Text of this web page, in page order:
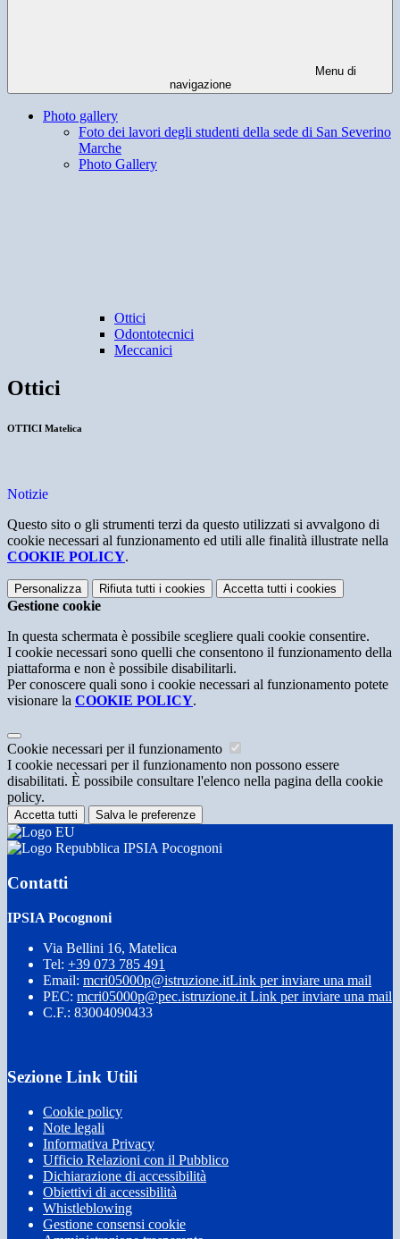
Menu di
navigazione
Photo gallery
Foto dei lavori degli studenti della sede di San Severino
Marche
Photo Gallery
Ottici
Odontotecnici
Meccanici
Ottici
OTTICI Matelica
Notizie
Questo sito o gli strumenti terzi da questo utilizzati si avvalgono di
cookie necessari al funzionamento ed utili alle finalità illustrate nella
COOKIE POLICY.
Personalizza Rifiuta tutti i cookies Accetta tutti i cookies
Gestione cookie
In questa schermata è possibile scegliere quali cookie consentire.
I cookie necessari sono quelli che consentono il funzionamento della
piattaforma e non è possibile disabilitarli.
Per conoscere quali sono i cookie necessari al funzionamento potete
visionare la COOKIE POLICY.
Cookie necessari per il funzionamento
I cookie necessari per il funzionamento non possono essere
disabilitati. È possibile consultare l'elenco nella pagina della cookie
policy.
Accetta tutti Salva le preferenze
IPSIA Pocognoni
Contatti
IPSIA Pocognoni
Via Bellini 16, Matelica
Tel: +39 073 785 491
Email: mcri05000p@istruzione.itLink per inviare una mail
PEC: mcri05000p@pec.istruzione.it Link per inviare una mail
C.F.: 83004090433
Sezione Link Utili
Cookie policy
Note legali
Informativa Privacy
Ufficio Relazioni con il Pubblico
Dichiarazione di accessibilità
Obiettivi di accessibilità
Whistleblowing
Gestione consensi cookie